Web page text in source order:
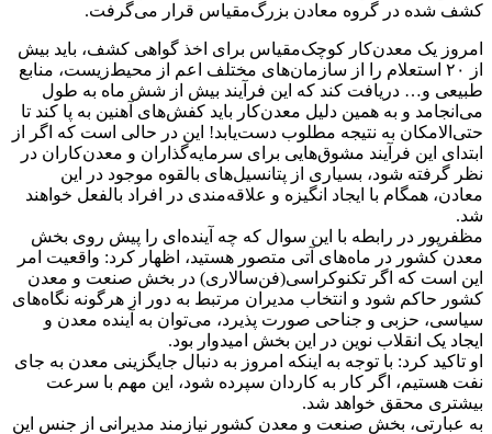
کشف شده در گروه معادن بزرگ‌مقیاس قرار می‌گرفت.
امروز یک معدن‌کار کوچک‌مقیاس برای اخذ گواهی کشف، باید بیش
از ۲۰ استعلام را از سازمان‌های مختلف اعم از محیط‌زیست، منابع
طبیعی و… دریافت کند که این فرآیند بیش از شش ماه به طول
می‌انجامد و به همین دلیل معدن‌کار باید کفش‌های آهنین به پا کند تا
حتی‌الامکان به نتیجه مطلوب دست‌یابد! این در حالی است که اگر از
ابتدای این فرآیند مشوق‌هایی برای سرمایه‌گذاران و معدن‌کاران در
نظر گرفته شود، بسیاری از پتانسیل‌های بالقوه موجود در این
معادن، همگام با ایجاد انگیزه و علاقه‌مندی در افراد بالفعل خواهند
شد.
مظفرپور در رابطه با این سوال که چه آینده‌ای را پیش ‌روی بخش
معدن کشور در ماه‌های آتی متصور هستید، اظهار کرد: واقعیت امر
این است که اگر تکنوکراسی(فن‌سالاری) در بخش صنعت و معدن
کشور حاکم شود و انتخاب مدیران مرتبط به دور از هرگونه نگاه‌های
سیاسی، حزبی و جناحی صورت پذیرد، می‌توان به آینده معدن و
ایجاد یک انقلاب نوین در این بخش امیدوار بود.
او تاکید کرد: با توجه به اینکه امروز به دنبال جایگزینی معدن به جای
نفت هستیم، اگر کار به کاردان سپرده شود، این مهم با سرعت
بیشتری محقق خواهد شد.
به عبارتی، بخش صنعت و معدن کشور نیازمند مدیرانی از جنس این